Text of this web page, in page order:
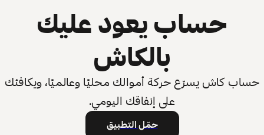
حساب يعود عليك
بالكاش
حساب كاش يسرّع حركة أموالك محليًا وعالميًا، ويكافئك
على إنفاقك اليومي.
حمّل التطبيق